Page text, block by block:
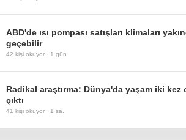
ABD'de ısı pompası satışları klimaları
geçebilir
42 kişi okuyor · 1 gün
Radikal araştırma: Dünya'da yaşam iki kez
çıktı
41 kişi okuyor · 1 sa.